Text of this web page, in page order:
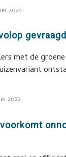
2024
met de
2022